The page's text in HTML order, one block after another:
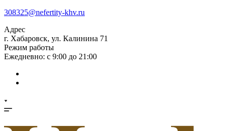
308325@nefertity-khv.ru
Адрес
г. Хабаровск, ул. Калинина 71
Режим работы
Ежедневно: с 9:00 до 21:00